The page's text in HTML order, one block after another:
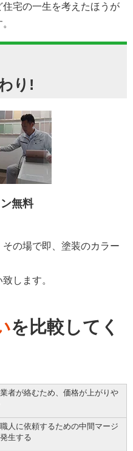
宅の一生を考えたほうが
り!
無料
の場で即、塗装のカラー
します。
を比較してく
者が絡むため、価格が上がりや
人に依頼するための中間マージ
生する